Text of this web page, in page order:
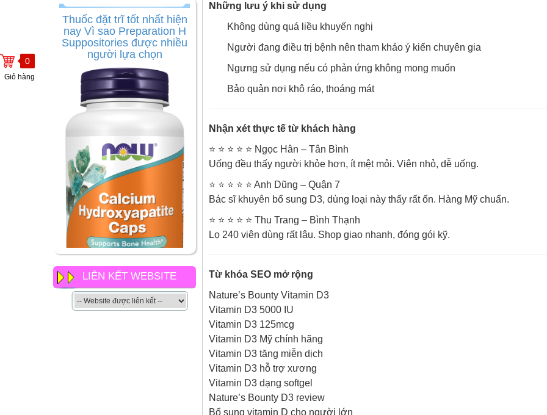
0
Giỏ hàng
nay Vì sao Preparation H
Suppositories được nhiều
người lựa chọn
NOW Calcium
Hydroxyapatite Caps có gì
khác so với các loại canxi
LIÊN KẾT WEBSITE
Những lưu ý khi sử dụng
Không dùng quá liều khuyến nghị
Người đang điều trị bệnh nên tham khảo ý kiến chuyên gia
Ngưng sử dụng nếu có phản ứng không mong muốn
Bảo quản nơi khô ráo, thoáng mát
Nhận xét thực tế từ khách hàng
⭐ ⭐ ⭐ ⭐ ⭐ Ngọc Hân – Tân Bình
Uống đều thấy người khỏe hơn, ít mệt mỏi. Viên nhỏ, dễ uống.
⭐ ⭐ ⭐ ⭐ ⭐ Anh Dũng – Quận 7
Bác sĩ khuyên bổ sung D3, dùng loại này thấy rất ổn. Hàng Mỹ chuẩn.
⭐ ⭐ ⭐ ⭐ ⭐ Thu Trang – Bình Thạnh
Lọ 240 viên dùng rất lâu. Shop giao nhanh, đóng gói kỹ.
Từ khóa SEO mở rộng
Nature’s Bounty Vitamin D3
Vitamin D3 5000 IU
Vitamin D3 125mcg
Vitamin D3 Mỹ chính hãng
Vitamin D3 tăng miễn dịch
Vitamin D3 hỗ trợ xương
Vitamin D3 dạng softgel
Nature’s Bounty D3 review
Bổ sung vitamin D cho người lớn